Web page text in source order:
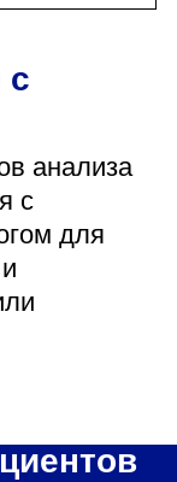
с
анализа
с
для